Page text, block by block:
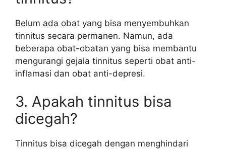
Belum ada obat yang bisa menyembuhkan
tinnitus secara permanen. Namun, ada
beberapa obat-obatan yang bisa membantu
mengurangi gejala tinnitus seperti obat anti-
inflamasi dan obat anti-depresi.
3. Apakah tinnitus bisa
dicegah?
Tinnitus bisa dicegah dengan menghindari